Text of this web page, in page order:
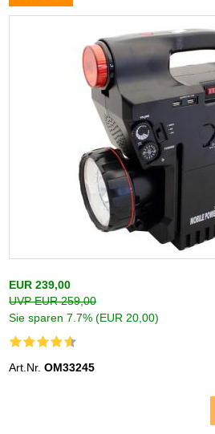
EUR 239,00
UVP EUR 259,00
Sie sparen 7.7% (EUR 20,00)
Art.Nr.OM33245